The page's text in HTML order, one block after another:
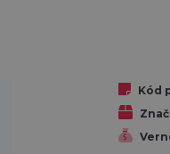
Kód